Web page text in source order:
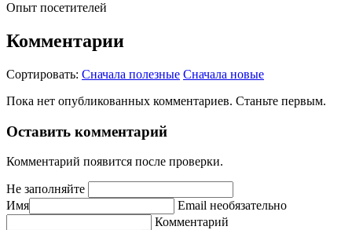
Опыт посетителей
Комментарии
Сортировать: Сначала полезные Сначала новые
Пока нет опубликованных комментариев. Станьте первым.
Оставить комментарий
Комментарий появится после проверки.
Не заполняйте
Имя
Email необязательно
Комментарий